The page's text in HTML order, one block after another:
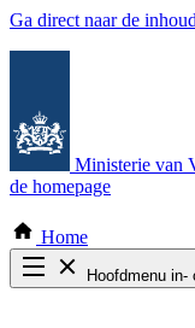
Ga direct naar de inhoud
Ministerie van
de homepage
Home
Hoofdmenu in-